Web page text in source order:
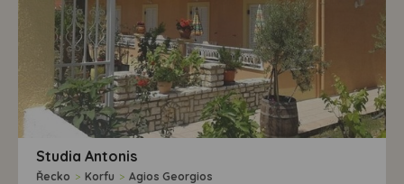
Studia Antonis
Řecko > Korfu > Agios Georgios